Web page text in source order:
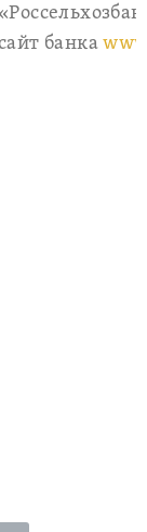
банка